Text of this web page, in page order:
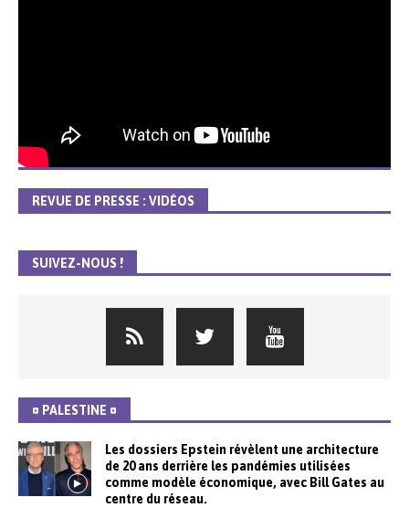
REVUE DE PRESSE : VIDÉOS
SUIVEZ-NOUS !
¤ PALESTINE ¤
Les dossiers Epstein révèlent une architecture
de 20 ans derrière les pandémies utilisées
comme modèle économique, avec Bill Gates au
centre du réseau.